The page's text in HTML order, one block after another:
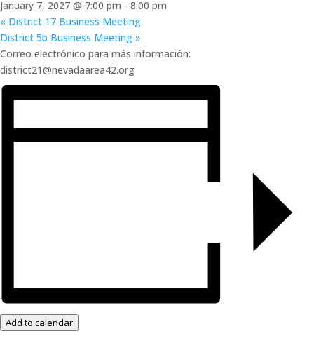
January 7, 2027 @ 7:00 pm - 8:00 pm
« District 17 Business Meeting
District 5b Business Meeting »
Correo electrónico para más información:
district21@nevadaarea42.org
Add to calendar